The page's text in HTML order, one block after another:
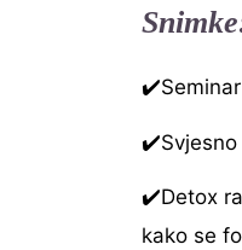
✔️Svjesno
✔️Detox
kako se